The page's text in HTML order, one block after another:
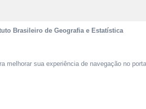
Brasileiro de Geografia e Estatística
melhorar sua experiência de navegação no